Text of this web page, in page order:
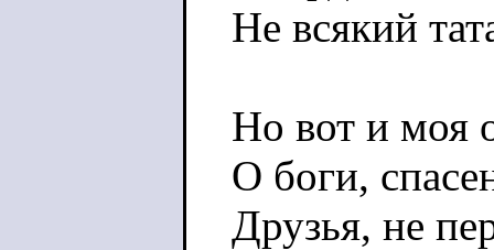
Не всякий
Но вот и моя
О боги,
Друзья, не